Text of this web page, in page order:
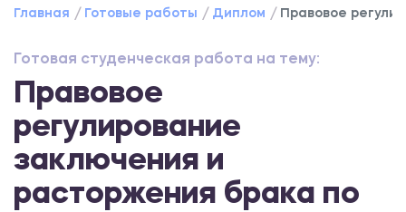
Главная Готовые работы Диплом Правовое
Готовая студенческая работа на тему:
Правовое
регулирование
заключения и
расторжения брака по